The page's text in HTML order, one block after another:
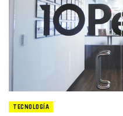
TECNOLOGÍA